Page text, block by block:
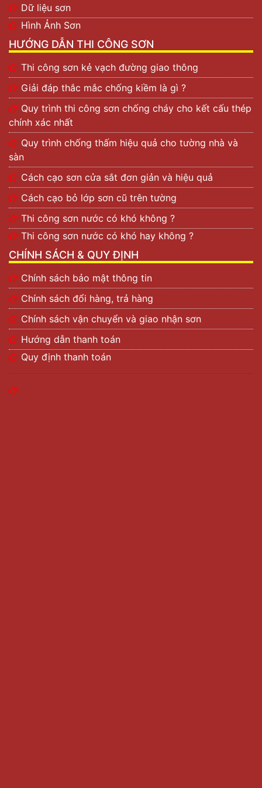
Dữ liệu sơn
Hình Ảnh Sơn
HƯỚNG DẪN THI CÔNG SƠN
Thi công sơn kẻ vạch đường giao thông
Giải đáp thắc mắc chống kiềm là gì ?
Quy trình thi công sơn chống cháy cho kết cấu thép
chính xác nhất
Quy trình chống thấm hiệu quả cho tường nhà và
sàn
Cách cạo sơn cửa sắt đơn giản và hiệu quả
Cách cạo bỏ lớp sơn cũ trên tường
Thi công sơn nước có khó không ?
Thi công sơn nước có khó hay không ?
CHÍNH SÁCH & QUY ĐỊNH
Chính sách bảo mật thông tin
Chính sách đổi hàng, trả hàng
Chính sách vận chuyển và giao nhận sơn
Hướng dẫn thanh toán
Quy định thanh toán